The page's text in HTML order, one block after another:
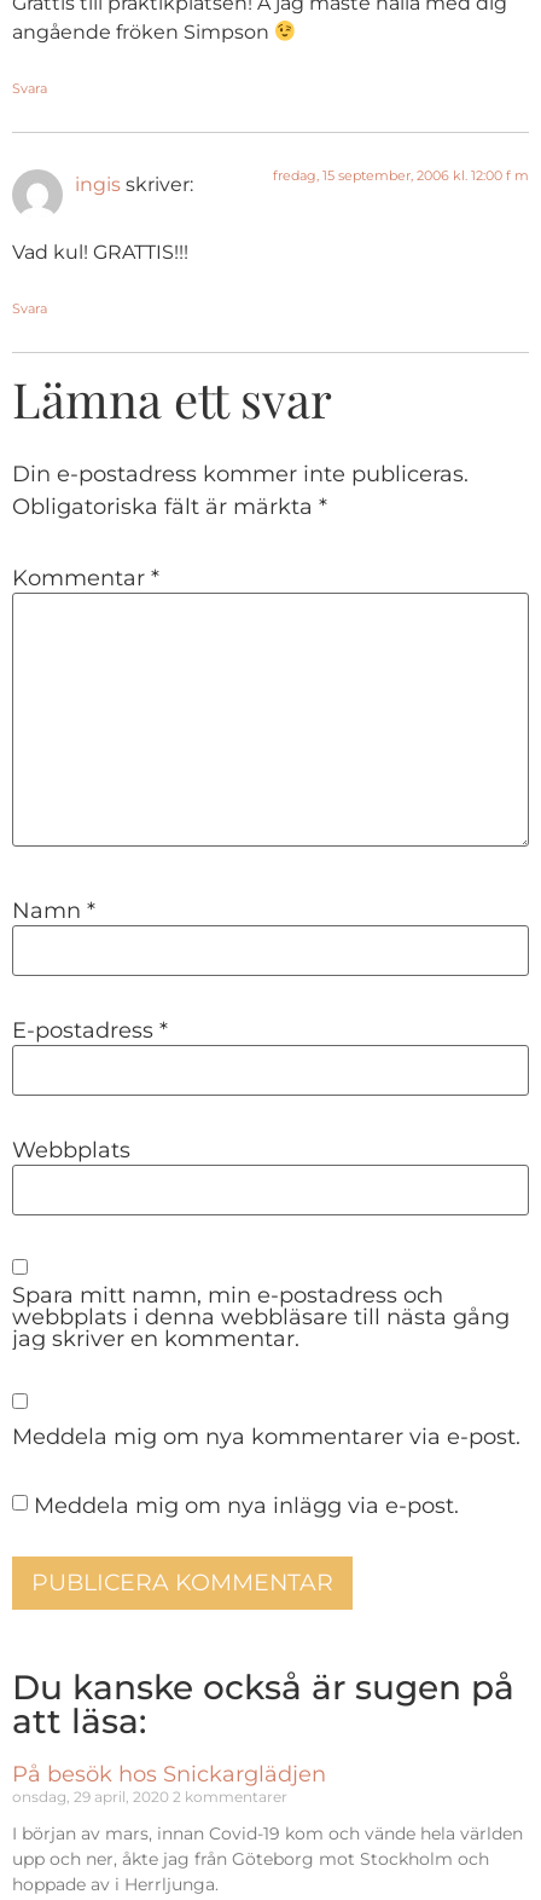
angående fröken Simpson
Svara
ingis skriver: fredag, 15 september, 2006 kl. 12:00 f m
Vad kul! GRATTIS!!!
Svara
Lämna ett svar
Din e-postadress kommer inte publiceras.
Obligatoriska fält är märkta *
Kommentar *
Namn *
E-postadress *
Webbplats
Spara mitt namn, min e-postadress och
webbplats i denna webbläsare till nästa gång
jag skriver en kommentar.
Meddela mig om nya kommentarer via e-post.
Meddela mig om nya inlägg via e-post.
Du kanske också är sugen på
att läsa:
På besök hos Snickarglädjen
onsdag, 29 april, 2020 2 kommentarer
I början av mars, innan Covid-19 kom och vände hela världen
upp och ner, åkte jag från Göteborg mot Stockholm och
hoppade av i Herrljunga.